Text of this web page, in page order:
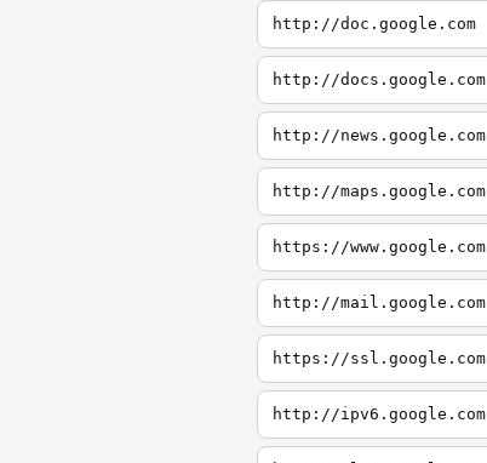
http://doc.google.com
http://docs.google.com
http://news.google.com
http://maps.google.com
https://www.google.com
http://mail.google.com
https://ssl.google.com
http://ipv6.google.com